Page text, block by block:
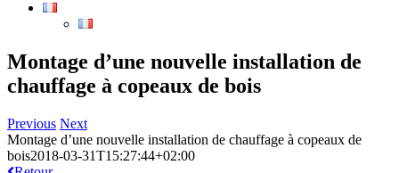
Montage d’une nouvelle installation de
chauffage à copeaux de bois
Previous Next
Montage d’une nouvelle installation de chauffage à copeaux de
bois2018-03-31T15:27:44+02:00